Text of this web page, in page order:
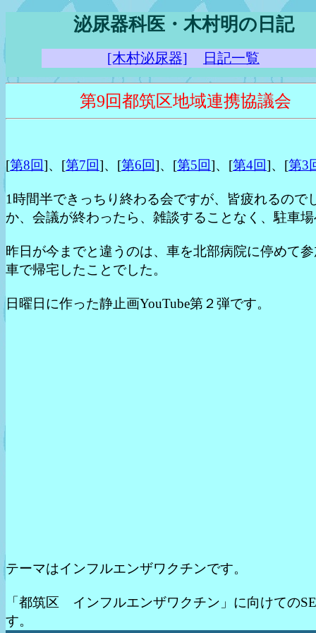
泌尿器科医・木村明の日記
[木村泌尿器] 日記一覧
第9回都筑区地域連携協議会
[第8回]、[第7回]、[第6回]、[第5回]、[第4回]、[第3
1時間半できっちり終わる会ですが、皆疲れるので
か、会議が終わったら、雑談することなく、駐車
昨日が今までと違うのは、車を北部病院に停めて
車で帰宅したことでした。
日曜日に作った静止画YouTube第２弾です。
テーマはインフルエンザワクチンです。
「都筑区 インフルエンザワクチン」に向けての
す。